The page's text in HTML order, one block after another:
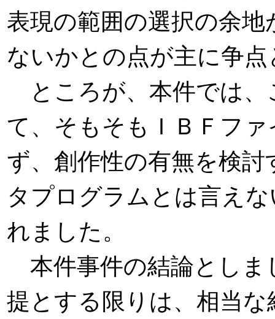
表現の範囲の選択の余
ないかとの点が主に争
ところが、本件では、
て、そもそもＩＢＦフ
ず、創作性の有無を検
タプログラムとは言え
れました。
本件事件の結論としま
提とする限りは、相当